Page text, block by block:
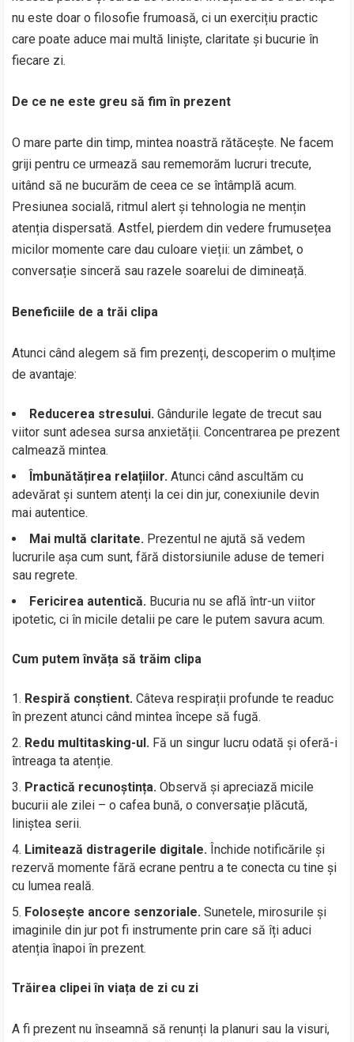
nu este doar o filosofie frumoasă, ci un exercițiu practic
care poate aduce mai multă liniște, claritate și bucurie în
fiecare zi.
De ce ne este greu să fim în prezent
O mare parte din timp, mintea noastră rătăcește. Ne facem
griji pentru ce urmează sau rememorăm lucruri trecute,
uitând să ne bucurăm de ceea ce se întâmplă acum.
Presiunea socială, ritmul alert și tehnologia ne mențin
atenția dispersată. Astfel, pierdem din vedere frumusețea
micilor momente care dau culoare vieții: un zâmbet, o
conversație sinceră sau razele soarelui de dimineață.
Beneficiile de a trăi clipa
Atunci când alegem să fim prezenți, descoperim o mulțime
de avantaje:
Reducerea stresului. Gândurile legate de trecut sau
viitor sunt adesea sursa anxietății. Concentrarea pe prezent
calmează mintea.
Îmbunătățirea relațiilor. Atunci când ascultăm cu
adevărat și suntem atenți la cei din jur, conexiunile devin
mai autentice.
Mai multă claritate. Prezentul ne ajută să vedem
lucrurile așa cum sunt, fără distorsiunile aduse de temeri
sau regrete.
Fericirea autentică. Bucuria nu se află într-un viitor
ipotetic, ci în micile detalii pe care le putem savura acum.
Cum putem învăța să trăim clipa
Respiră conștient. Câteva respirații profunde te readuc
în prezent atunci când mintea începe să fugă.
Redu multitasking-ul. Fă un singur lucru odată și oferă-i
întreaga ta atenție.
Practică recunoștința. Observă și apreciază micile
bucurii ale zilei – o cafea bună, o conversație plăcută,
liniștea serii.
Limitează distragerile digitale. Închide notificările și
rezervă momente fără ecrane pentru a te conecta cu tine și
cu lumea reală.
Folosește ancore senzoriale. Sunetele, mirosurile și
imaginile din jur pot fi instrumente prin care să îți aduci
atenția înapoi în prezent.
Trăirea clipei în viața de zi cu zi
A fi prezent nu înseamnă să renunți la planuri sau la visuri,